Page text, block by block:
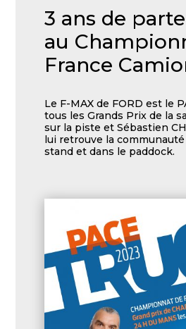
3 ans de
au
France
Le F-MAX de FORD est le
tous les Grands Prix de la
sur la piste et Sébastien
lui retrouve la
stand et dans le paddock.